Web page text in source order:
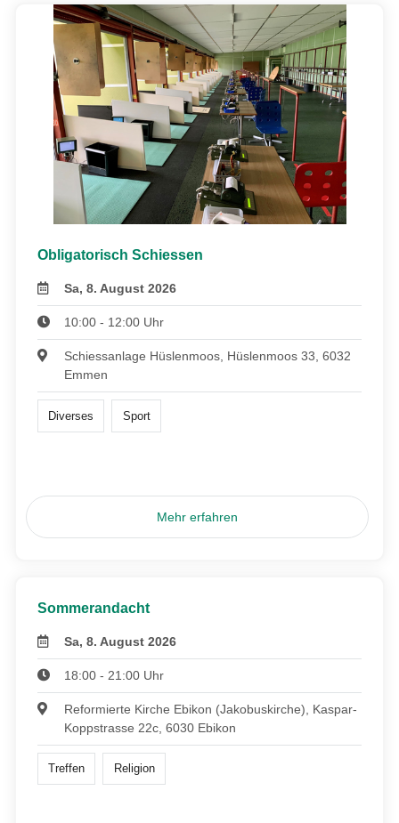
Obligatorisch Schiessen
Sa, 8. August 2026
10:00 - 12:00 Uhr
Schiessanlage Hüslenmoos, Hüslenmoos 33, 6032
Emmen
Diverses Sport
Mehr erfahren
Sommerandacht
Sa, 8. August 2026
18:00 - 21:00 Uhr
Reformierte Kirche Ebikon (Jakobuskirche), Kaspar-
Koppstrasse 22c, 6030 Ebikon
Treffen Religion